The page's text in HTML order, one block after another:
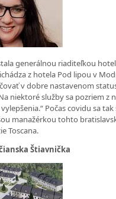
generálnou riaditeľkou
z hotela Pod lipou v
v dobre nastavenom
niektoré služby sa pozriem z
Počas covidu sa
manažérkou tohto
Toscana.
Štiavnička